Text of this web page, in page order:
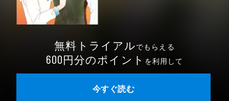
無料トライアルでもらえる
600円分のポイント を利用して
今すぐ読む